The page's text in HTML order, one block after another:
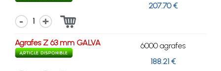
207.70 €
1
Agrafes Z 63 mm GALVA
6000 agrafes
188.21 €